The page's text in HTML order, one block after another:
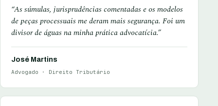
“As súmulas, jurisprudências comentadas e os modelos
de peças processuais me deram mais segurança. Foi um
divisor de águas na minha prática advocatícia.”
José Martins
Advogado · Direito Tributário